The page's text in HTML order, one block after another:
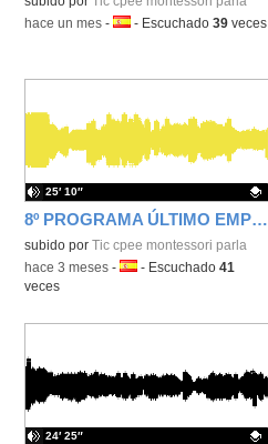
-hace un mes- Idioma:
- Escuchado 39veces
8º PROGRAMA ÚLTIMO EMPUJÓN/ 8X04
Contenido educativo.
subido por Tic cpee montessori parla
25′ 10″
-hace 3 meses- Idioma:
- Escuchado 41
veces
24′ 25″